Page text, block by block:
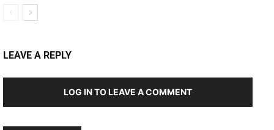
LEAVE A REPLY
LOG IN TO LEAVE A COMMENT